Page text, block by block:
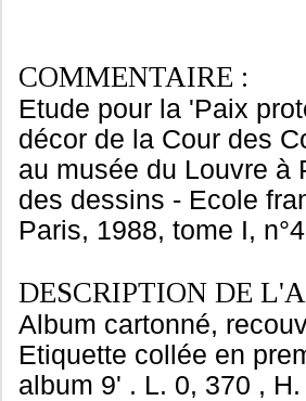
COMMENTAIRE :
Etude pour la 'Paix
décor de la Cour des
au musée du Louvre à
des dessins - Ecole
Paris, 1988, tome I,
DESCRIPTION DE
Album cartonné,
Etiquette collée en
album 9' . L. 0, 370 ,